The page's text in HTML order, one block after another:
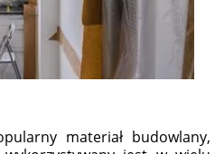
materiał budowlany,